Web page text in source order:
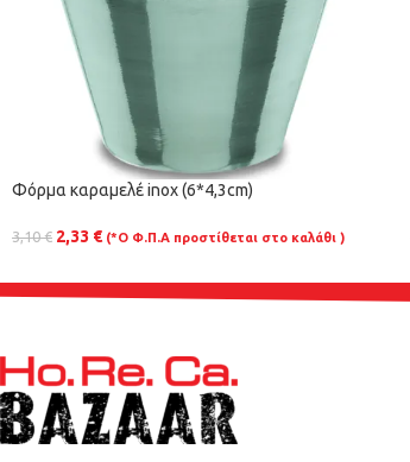
Φόρμα καραμελέ inox (6*4,3cm)
3,10€ 2,33 € (*Ο Φ.Π.Α προστίθεται στο καλάθι )